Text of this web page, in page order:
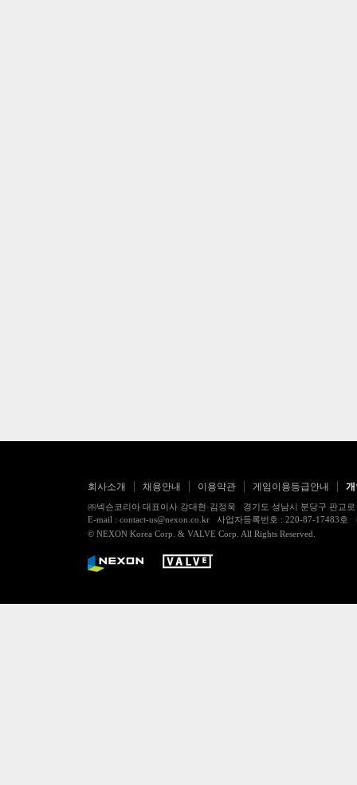
회사소개 채용안내 이용약관 게임이용등급안내
㈜넥슨코리아 대표이사 강대현·김정욱 경기도 성남시 분당구 판교
E-mail : contact-us@nexon.co.kr 사업자등록번호 : 220-87-17483
© NEXON Korea Corp. & VALVE Corp. All Rights Reserved.